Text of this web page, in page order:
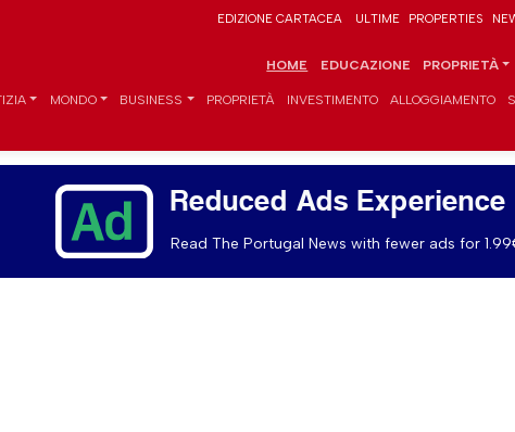
EDIZIONE CARTACEA ULTIME PROPERTIES
HOME EDUCAZIONE PROPRIETÀ
MONDO BUSINESS PROPRIETÀ INVESTIMENTO ALLOGGIAMENTO
Reduced Ads Experience
Read The Portugal News with fewer ads for